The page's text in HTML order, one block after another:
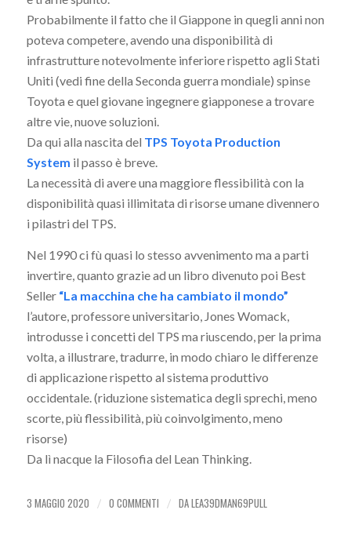
Probabilmente il fatto che il Giappone in quegli anni non
poteva competere, avendo una disponibilità di
infrastrutture notevolmente inferiore rispetto agli Stati
Uniti (vedi fine della Seconda guerra mondiale) spinse
Toyota e quel giovane ingegnere giapponese a trovare
altre vie, nuove soluzioni.
Da qui alla nascita del TPS Toyota Production
System il passo è breve.
La necessità di avere una maggiore flessibilità con la
disponibilità quasi illimitata di risorse umane divennero
i pilastri del TPS.
Nel 1990 ci fù quasi lo stesso avvenimento ma a parti
invertire, quanto grazie ad un libro divenuto poi Best
Seller “La macchina che ha cambiato il mondo”
l’autore, professore universitario, Jones Womack,
introdusse i concetti del TPS ma riuscendo, per la prima
volta, a illustrare, tradurre, in modo chiaro le differenze
di applicazione rispetto al sistema produttivo
occidentale. (riduzione sistematica degli sprechi, meno
scorte, più flessibilità, più coinvolgimento, meno
risorse)
Da lì nacque la Filosofia del Lean Thinking.
3 MAGGIO 2020 / 0 COMMENTI / DALEA39DMAN69PULL